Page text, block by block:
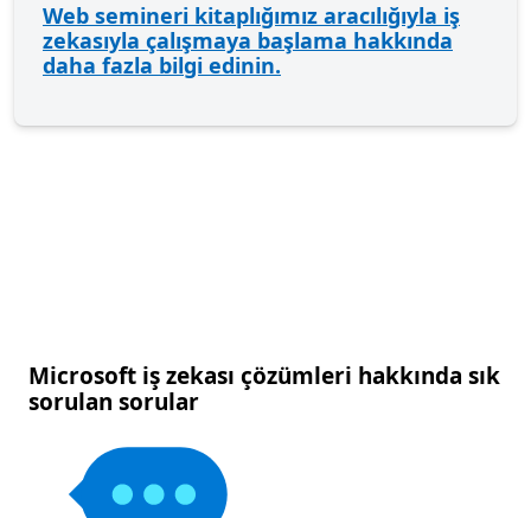
Web semineri kitaplığımız aracılığıyla iş
zekasıyla çalışmaya başlama hakkında
daha fazla bilgi edinin.
Microsoft iş zekası çözümleri hakkında sık
sorulan sorular